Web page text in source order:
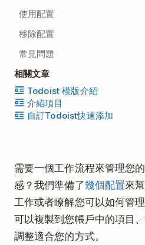
使用配置
移除配置
常見問題
相關文章
Todoist 模版介紹
介紹項目
自訂Todoist快速添加
需要一個工作流程來管理您
感？我們準備了幾個配置來
工作或者瞭解您可以如何管
可以複製到您帳戶中的項目
調整適合您的方式。